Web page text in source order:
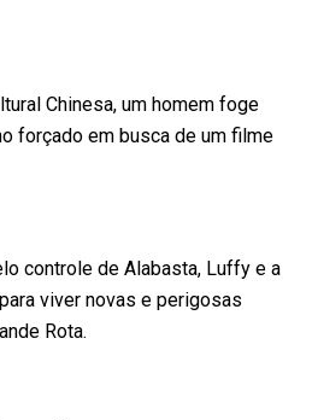
Chinesa, um homem foge
forçado em busca de um filme
controle de Alabasta, Luffy e a
viver novas e perigosas
Rota.